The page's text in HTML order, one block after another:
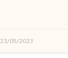
23/05/2023